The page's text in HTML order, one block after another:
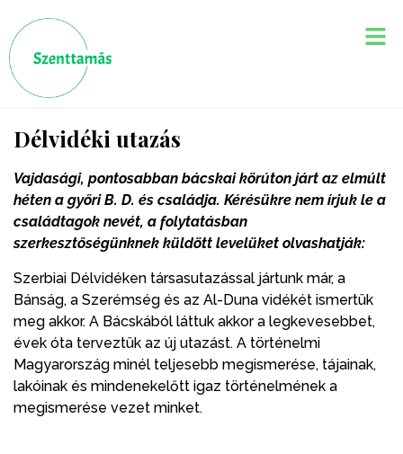
Délvidéki utazás
Vajdasági, pontosabban bácskai körúton járt az elmúlt
héten a győri B. D. és családja. Kérésükre nem írjuk le a
családtagok nevét, a folytatásban
szerkesztőségünknek küldött levelüket olvashatják:
Szerbiai Délvidéken társasutazással jártunk már, a
Bánság, a Szerémség és az Al-Duna vidékét ismertük
meg akkor. A Bácskából láttuk akkor a legkevesebbet,
évek óta terveztük az új utazást. A történelmi
Magyarország minél teljesebb megismerése, tájainak,
lakóinak és mindenekelőtt igaz történelmének a
megismerése vezet minket.